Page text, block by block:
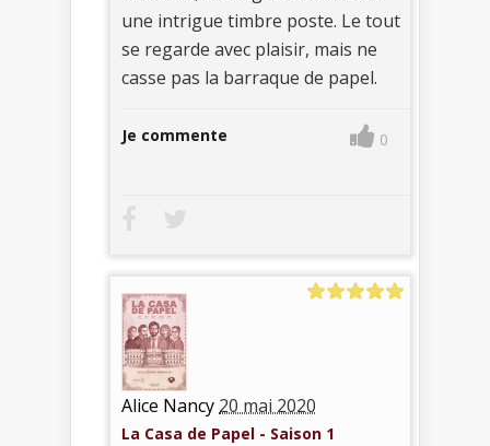
une intrigue timbre poste. Le tout
se regarde avec plaisir, mais ne
casse pas la barraque de papel.
Je commente 0
Alice Nancy 20 mai 2020
La Casa de Papel - Saison 1